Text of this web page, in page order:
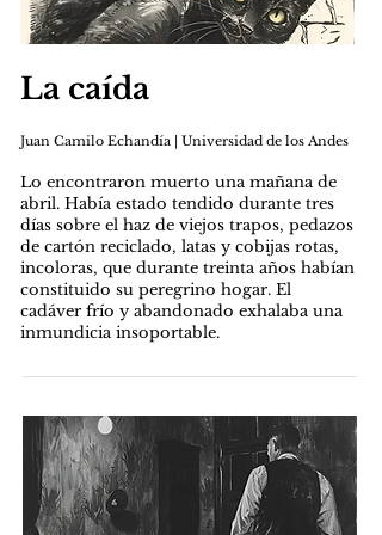
La caída
Juan Camilo Echandía | Universidad de los Andes
Lo encontraron muerto una mañana de
abril. Había estado tendido durante tres
días sobre el haz de viejos trapos, pedazos
de cartón reciclado, latas y cobijas rotas,
incoloras, que durante treinta años habían
constituido su peregrino hogar. El
cadáver frío y abandonado exhalaba una
inmundicia insoportable.